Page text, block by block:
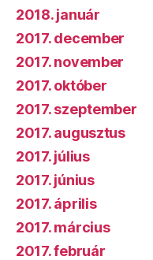
2018. január
2017. december
2017. november
2017. október
2017. szeptember
2017. augusztus
2017. július
2017. június
2017. április
2017. március
2017. február